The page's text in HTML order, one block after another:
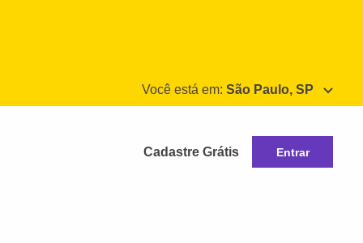
Você está em: São Paulo, SP
Cadastre Grátis Entrar